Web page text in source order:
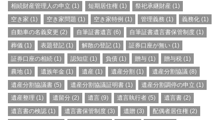
相続財産管理人の申立 (1) 短期居住権(1) 祭祀承継財産(1)
空き家 (1) 空き家問題 (1) 空き家特例 (1) 管理義務 (1) 義務化 (1)
自動車の名義変更 (2) 自筆証書遺言(6) 自筆証書遺言書保管制度(1)
葬儀 (1) 表題登記(1) 解散の登記(1) 証券口座が無い (1)
証券口座の相続 (1) 認知症 (1) 負債 (1) 贈与 (1) 贈与税 (1)
農地 (1) 遺族年金 (1) 遺産(1) 遺産分割 (1) 遺産分割協議 (8)
遺産分割協議書 (5) 遺産分割協議証明書(1) 遺産分割調停の申立 (1)
遺産整理 (1) 遺留分 (2) 遺言(9) 遺言執行者 (5) 遺言書 (2)
遺言書の検認 (1) 遺言書保管制度(3) 遺贈(3) 配偶者居住権 (2)